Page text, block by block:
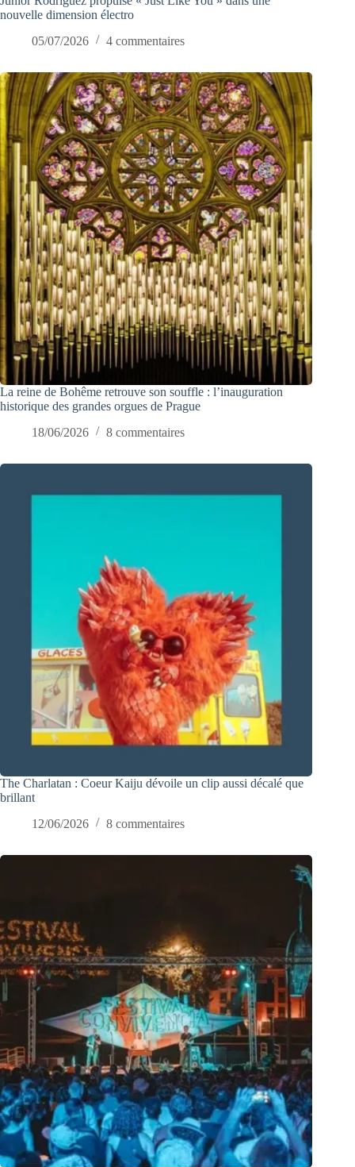
nouvelle dimension électro
05/07/2026
4 commentaires
La reine de Bohême retrouve son souffle : l’inauguration
historique des grandes orgues de Prague
18/06/2026
8 commentaires
The Charlatan : Coeur Kaiju dévoile un clip aussi décalé que
brillant
12/06/2026
8 commentaires